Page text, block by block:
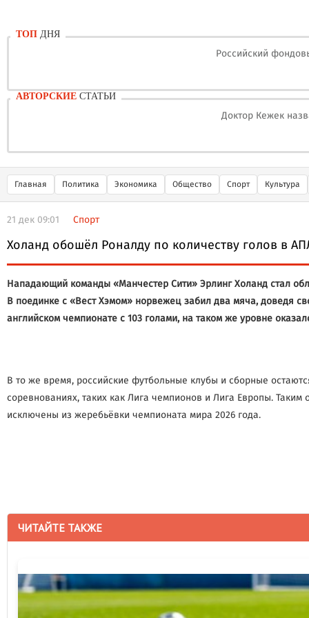
ТОП ДНЯ
Российский
АВТОРСКИЕ СТАТЬИ
Доктор Кежек
Главная Политика Экономика Общество Спорт Культура
ЧИТАЙТЕ ТАКЖЕ
21 дек 09:01 Спорт
Холанд обошёл Роналду по количеству голов в
Нападающий команды «Манчестер Сити» Эрлинг Холанд стал
В поединке с «Вест Хэмом» норвежец забил два мяча, доведя
английском чемпионате с 103 голами, на таком же уровне
В то же время, российские футбольные клубы и сборные
соревнованиях, таких как Лига чемпионов и Лига Европы.
исключены из жеребьёвки чемпионата мира 2026 года.